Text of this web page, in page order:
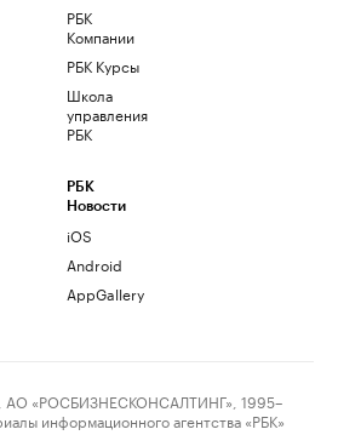
РБК
Компании
РБК Курсы
Школа
управления
РБК
РБК
Новости
iOS
Android
AppGallery
«РОСБИЗНЕСКОНСАЛТИНГ», 1995–
информационного агентства «РБК»